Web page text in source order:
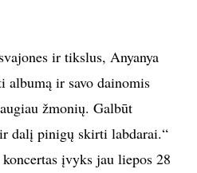
ir tikslus, Anyanya
albumą ir savo dainomis
žmonių. Galbūt
dalį pinigų skirti labdarai.“
įvyks jau liepos 28